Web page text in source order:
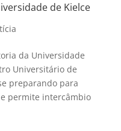
de Kielce
da Universidade
Universitário de
preparando para
permite intercâmbio